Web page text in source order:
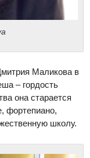
Маликова в
– гордость
она старается
фортепиано,
школу.